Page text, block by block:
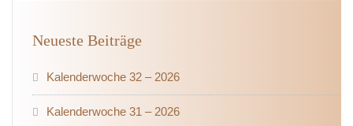
Neueste Beiträge
Kalenderwoche 32 – 2026
Kalenderwoche 31 – 2026